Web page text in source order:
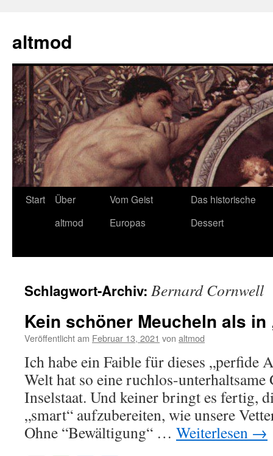
springen
altmod
Start
Über
altmod
Vom Geist
Europas
Das historische
Dessert
Schlagwort-Archiv: Bernard Cornwell
Kein schöner Meucheln als
Veröffentlicht am Februar 13, 2021 von altmod
Ich habe ein Faible für dieses „perfide
Welt hat so eine ruchlos-unterhaltsame
Inselstaat. Und keiner bringt es fertig,
„smart“ aufzubereiten, wie unsere
Ohne “Bewältigung“ … Weiterlesen →